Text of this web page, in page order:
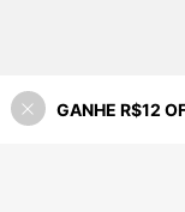
GANHE R$12